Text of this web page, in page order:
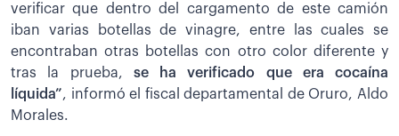
verificar que dentro del cargamento de este camión
iban varias botellas de vinagre, entre las cuales se
encontraban otras botellas con otro color diferente y
tras la prueba, se ha verificado que era cocaína
líquida”, informó el fiscal departamental de Oruro, Aldo
Morales.